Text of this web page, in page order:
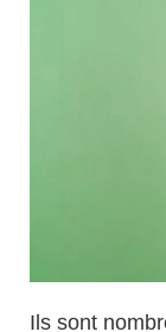
Ils sont